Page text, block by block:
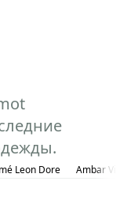
Leon Dore Ambar